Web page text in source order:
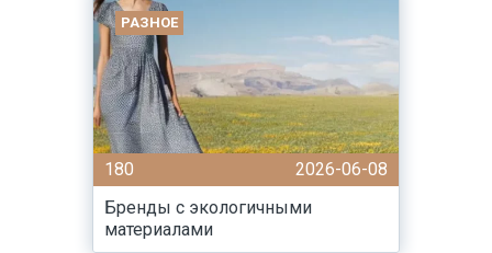
РАЗНОЕ
180
2026-06-08
Бренды с экологичными
материалами